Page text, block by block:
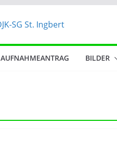
AUFNAHMEANTRAG BILDER